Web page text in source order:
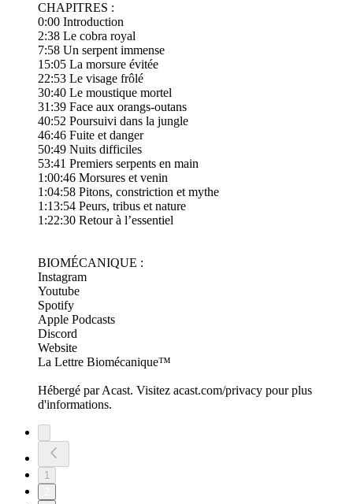
CHAPITRES :
0:00 Introduction
2:38 Le cobra royal
7:58 Un serpent immense
15:05 La morsure évitée
22:53 Le visage frôlé
30:40 Le moustique mortel
31:39 Face aux orangs-outans
40:52 Poursuivi dans la jungle
46:46 Fuite et danger
50:49 Nuits difficiles
53:41 Premiers serpents en main
1:00:46 Morsures et venin
1:04:58 Pitons, constriction et mythe
1:13:54 Peurs, tribus et nature
1:22:30 Retour à l’essentiel
BIOMÉCANIQUE :
​⁠⁠⁠⁠⁠⁠⁠⁠⁠⁠⁠⁠⁠⁠⁠⁠⁠⁠⁠⁠⁠⁠⁠⁠⁠⁠⁠⁠⁠⁠⁠⁠⁠⁠⁠⁠⁠⁠⁠⁠⁠⁠⁠⁠⁠⁠⁠⁠⁠⁠⁠⁠⁠⁠⁠⁠⁠⁠⁠⁠⁠⁠⁠⁠⁠⁠⁠⁠⁠⁠⁠⁠⁠⁠⁠⁠⁠⁠⁠⁠⁠⁠⁠⁠⁠⁠⁠⁠⁠⁠⁠⁠⁠⁠⁠⁠⁠⁠⁠⁠⁠⁠⁠⁠⁠⁠⁠⁠⁠⁠⁠⁠⁠⁠⁠⁠⁠⁠⁠⁠⁠⁠⁠⁠⁠⁠⁠⁠⁠⁠⁠⁠⁠⁠⁠⁠⁠⁠⁠⁠⁠⁠⁠⁠Instagram⁠⁠⁠⁠⁠⁠⁠⁠⁠⁠⁠⁠⁠⁠⁠⁠⁠⁠⁠⁠⁠⁠⁠⁠⁠⁠⁠⁠⁠⁠⁠⁠⁠⁠⁠⁠⁠⁠⁠⁠⁠⁠⁠⁠⁠⁠⁠⁠⁠
⁠⁠⁠⁠⁠⁠⁠⁠⁠⁠⁠⁠⁠⁠⁠⁠⁠⁠⁠⁠⁠⁠​⁠⁠⁠⁠⁠⁠⁠⁠⁠⁠⁠⁠⁠⁠⁠⁠⁠⁠⁠⁠⁠⁠Youtube⁠⁠⁠⁠⁠⁠⁠⁠⁠⁠⁠⁠⁠⁠⁠⁠⁠⁠⁠⁠⁠⁠⁠⁠⁠⁠⁠⁠⁠⁠⁠⁠⁠⁠⁠⁠⁠⁠⁠⁠⁠⁠⁠⁠⁠⁠⁠⁠⁠
⁠⁠⁠⁠⁠⁠⁠⁠⁠⁠⁠⁠⁠⁠⁠⁠⁠⁠⁠⁠⁠⁠​⁠⁠⁠⁠⁠⁠⁠⁠⁠⁠⁠⁠⁠⁠⁠⁠⁠⁠⁠⁠⁠⁠⁠⁠⁠⁠Spotify⁠⁠⁠⁠⁠⁠⁠⁠⁠⁠⁠⁠⁠⁠⁠⁠⁠⁠⁠⁠⁠⁠⁠⁠⁠⁠⁠⁠⁠⁠⁠⁠⁠⁠⁠⁠⁠⁠⁠⁠⁠⁠⁠⁠⁠⁠⁠⁠
​⁠⁠⁠⁠⁠⁠⁠⁠⁠⁠⁠⁠⁠⁠⁠⁠⁠⁠⁠⁠⁠⁠⁠⁠⁠⁠⁠⁠⁠⁠⁠⁠⁠⁠⁠⁠⁠⁠⁠⁠⁠⁠⁠⁠Apple Podcasts⁠⁠⁠⁠⁠⁠⁠⁠⁠⁠⁠⁠⁠⁠⁠⁠⁠⁠⁠⁠⁠⁠⁠⁠⁠⁠⁠⁠⁠⁠⁠⁠⁠⁠⁠⁠⁠⁠⁠⁠⁠⁠⁠⁠⁠⁠⁠⁠
​⁠⁠⁠⁠⁠⁠⁠⁠⁠⁠⁠⁠⁠⁠⁠⁠⁠⁠⁠⁠⁠⁠⁠⁠⁠⁠⁠⁠⁠⁠⁠⁠⁠⁠⁠⁠⁠⁠⁠⁠⁠⁠⁠⁠⁠⁠⁠Discord⁠⁠⁠⁠⁠⁠⁠⁠⁠⁠⁠⁠⁠⁠⁠⁠⁠⁠⁠⁠⁠⁠⁠⁠⁠⁠⁠⁠⁠⁠⁠⁠⁠⁠⁠⁠⁠⁠⁠⁠⁠⁠⁠⁠⁠⁠⁠
​⁠⁠⁠⁠⁠⁠⁠⁠⁠⁠⁠⁠⁠⁠⁠⁠⁠⁠⁠⁠⁠⁠⁠⁠⁠⁠⁠⁠⁠⁠⁠⁠⁠⁠⁠⁠⁠⁠⁠⁠⁠⁠⁠⁠⁠⁠⁠Website⁠⁠⁠⁠⁠⁠⁠⁠⁠⁠⁠⁠⁠⁠⁠⁠⁠⁠⁠⁠⁠⁠⁠⁠⁠⁠⁠⁠⁠⁠⁠⁠⁠⁠⁠⁠⁠⁠⁠⁠⁠⁠⁠⁠⁠⁠⁠
⁠⁠⁠​⁠⁠⁠⁠⁠⁠⁠⁠⁠⁠⁠⁠⁠⁠⁠⁠⁠⁠⁠⁠⁠⁠⁠⁠⁠⁠⁠⁠⁠⁠⁠⁠⁠⁠⁠⁠⁠⁠⁠⁠⁠⁠⁠⁠​⁠⁠⁠⁠⁠⁠⁠⁠⁠⁠⁠⁠⁠⁠⁠⁠⁠⁠⁠⁠⁠⁠⁠⁠⁠⁠⁠⁠⁠⁠⁠⁠⁠⁠⁠⁠⁠⁠⁠⁠⁠⁠⁠⁠⁠⁠La Lettre Biomécanique⁠⁠⁠⁠⁠⁠⁠⁠⁠⁠⁠⁠⁠⁠⁠⁠⁠⁠⁠⁠⁠⁠⁠⁠⁠⁠⁠⁠⁠⁠⁠⁠⁠⁠⁠⁠⁠⁠⁠⁠⁠⁠⁠⁠⁠⁠⁠⁠⁠™
Hébergé par Acast. Visitez acast.com/privacy pour plus
d'informations.
1